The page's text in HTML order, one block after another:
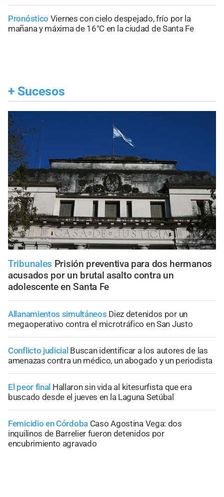
Pronóstico Viernes con cielo despejado, frío por la
mañana y máxima de 16°C en la ciudad de Santa Fe
+ Sucesos
Tribunales Prisión preventiva para dos hermanos
acusados por un brutal asalto contra un
adolescente en Santa Fe
Allanamientos simultáneos Diez detenidos por un
megaoperativo contra el microtráfico en San Justo
Conflicto judicial Buscan identificar a los autores de las
amenazas contra un médico, un abogado y un periodista
El peor final Hallaron sin vida al kitesurfista que era
buscado desde el jueves en la Laguna Setúbal
Femicidio en Córdoba Caso Agostina Vega: dos
inquilinos de Barrelier fueron detenidos por
encubrimiento agravado